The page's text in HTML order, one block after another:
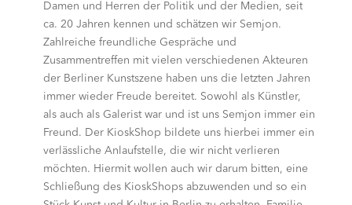
Damen und Herren der Politik und der Medien, seit
ca. 20 Jahren kennen und schätzen wir Semjon.
Zahlreiche freundliche Gespräche und
Zusammentreffen mit vielen verschiedenen Akteuren
der Berliner Kunstszene haben uns die letzten Jahren
immer wieder Freude bereitet. Sowohl als Künstler,
als auch als Galerist war und ist uns Semjon immer ein
Freund. Der KioskShop bildete uns hierbei immer ein
verlässliche Anlaufstelle, die wir nicht verlieren
möchten. Hiermit wollen auch wir darum bitten, eine
Schließung des KioskShops abzuwenden und so ein